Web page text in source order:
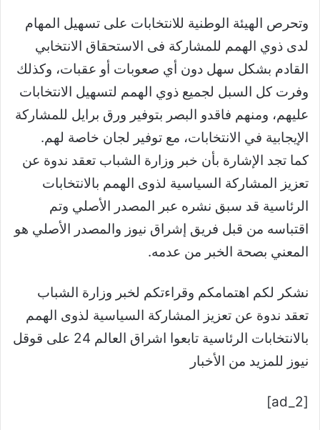
وتحرص الهيئة الوطنية للانتخابات على تسهيل المهام
لدى ذوي الهمم للمشاركة فى الاستحقاق الانتخابي
القادم بشكل سهل دون أي صعوبات أو عقبات، وكذلك
وفرت كل السبل لجميع ذوي الهمم لتسهيل الانتخابات
عليهم، ومنهم فاقدو البصر بتوفير ورق برايل للمشاركة
الإيجابية في الانتخابات، مع توفير لجان خاصة لهم.
كما تجد الإشارة بأن خبر وزارة الشباب تعقد ندوة عن
تعزيز المشاركة السياسية لذوى الهمم بالانتخابات
الرئاسية قد سبق نشره عبر المصدر الأصلي وتم
اقتباسه من قبل فريق إشراق نيوز والمصدر الأصلي هو
المعني بصحة الخبر من عدمه.
نشكر لكم اهتمامكم وقراءتكم لخبر وزارة الشباب
تعقد ندوة عن تعزيز المشاركة السياسية لذوى الهمم
بالانتخابات الرئاسية تابعوا اشراق العالم 24 على قوقل
نيوز للمزيد من الأخبار
[ad_2]